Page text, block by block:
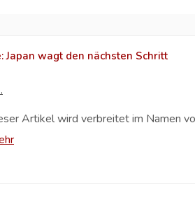
Japan wagt den nächsten Schritt
Artikel wird verbreitet im Namen